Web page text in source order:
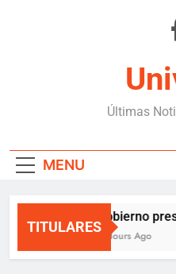
Últimas
MENU
TITULARES
Gobierno
3 Hours Ago